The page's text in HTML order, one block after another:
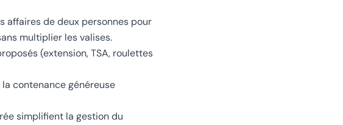
affaires de deux personnes pour
multiplier les valises.
(extension, TSA, roulettes
contenance généreuse
simplifient la gestion du